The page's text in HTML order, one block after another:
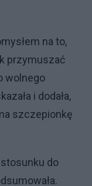
na to,
przymuszać
wolnego
i dodała,
szczepionkę
do